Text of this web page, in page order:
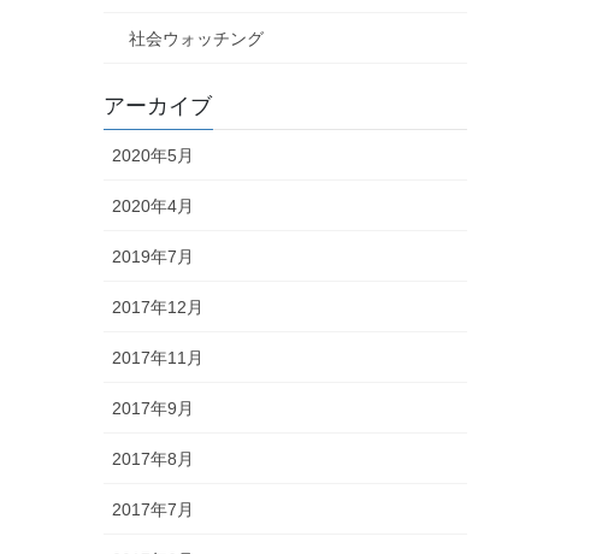
社会ウォッチング
アーカイブ
2020年5月
2020年4月
2019年7月
2017年12月
2017年11月
2017年9月
2017年8月
2017年7月